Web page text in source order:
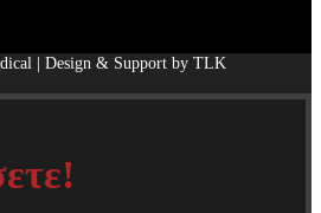
| Design & Support by TLK